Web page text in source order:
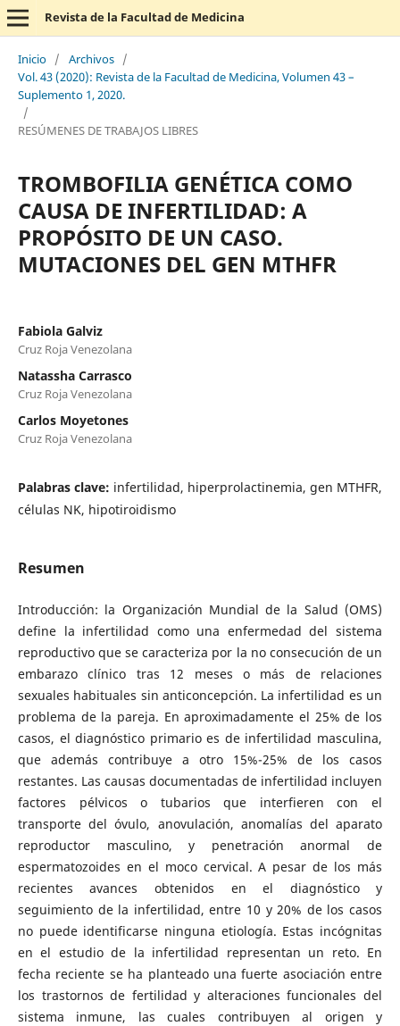
Revista de la Facultad de Medicina
Inicio / Archivos /
Vol. 43 (2020): Revista de la Facultad de Medicina, Volumen 43 –
Suplemento 1, 2020.
/
RESÚMENES DE TRABAJOS LIBRES
TROMBOFILIA GENÉTICA COMO
CAUSA DE INFERTILIDAD: A
PROPÓSITO DE UN CASO.
MUTACIONES DEL GEN MTHFR
Fabiola Galviz
Cruz Roja Venezolana
Natassha Carrasco
Cruz Roja Venezolana
Carlos Moyetones
Cruz Roja Venezolana
Palabras clave: infertilidad, hiperprolactinemia, gen MTHFR,
células NK, hipotiroidismo
Resumen
Introducción: la Organización Mundial de la Salud (OMS)
define la infertilidad como una enfermedad del sistema
reproductivo que se caracteriza por la no consecución de un
embarazo clínico tras 12 meses o más de relaciones
sexuales habituales sin anticoncepción. La infertilidad es un
problema de la pareja. En aproximadamente el 25% de los
casos, el diagnóstico primario es de infertilidad masculina,
que además contribuye a otro 15%-25% de los casos
restantes. Las causas documentadas de infertilidad incluyen
factores pélvicos o tubarios que interfieren con el
transporte del óvulo, anovulación, anomalías del aparato
reproductor masculino, y penetración anormal de
espermatozoides en el moco cervical. A pesar de los más
recientes avances obtenidos en el diagnóstico y
seguimiento de la infertilidad, entre 10 y 20% de los casos
no puede identificarse ninguna etiología. Estas incógnitas
en el estudio de la infertilidad representan un reto. En
fecha reciente se ha planteado una fuerte asociación entre
los trastornos de fertilidad y alteraciones funcionales del
sistema inmune, las cuales contribuyen al origen y